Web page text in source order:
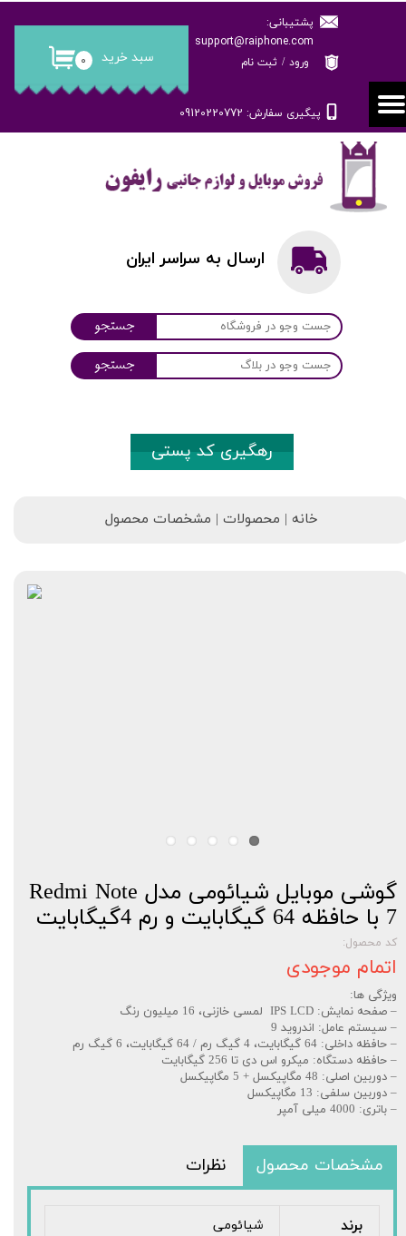
پشتیبانی:
support@raiphone.com
پیگیری سفارش: 09120220772
۰ سبد خرید ورود / ثبت نام
حساب کاربری من
تغییر گذر واژه
سفارشات
خروج از حساب کاربری
جستجو
جستجو
ارسال به سراسر ایران
رهگیری کد پستی
خانه | محصولات | مشخصات محصول
گوشی موبایل شیائومی مدل Redmi Note
7 با حافظه 64 گیگابایت و رم 4گیگابایت
کد محصول:
اتمام موجودی
ویژگی ها:
– صفحه نمایش: IPS LCD لمسی خازنی، 16 میلیون رنگ
– سیستم عامل: اندروید 9
– حافظه داخلی: 64 گیگابایت، 4 گیگ رم / 64 گیگابایت، 6 گیگ رم
– حافظه دستگاه: میکرو اس دی تا 256 گیگابایت
– دوربین اصلی: 48 مگاپیکسل + 5 مگاپیکسل
– دوربین سلفی: 13 مگاپیکسل
– باتری: 4000 میلی آمپر
مشخصات محصول نظرات
برند شیائومی